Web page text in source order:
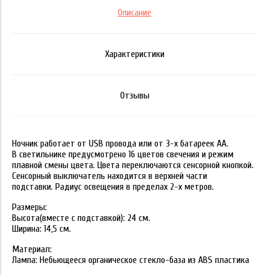
Описание
Характеристики
Отзывы
Ночник работает от USB провода или от 3-х батареек АА.
В светильнике предусмотрено 16 цветов свечения и режим
плавной смены цвета. Цвета переключаются сенсорной кнопкой.
Сенсорный выключатель находится в верхней части
подставки. Радиус освещения в пределах 2-х метров.
Размеры:
Высота(вместе с подставкой): 24 см.
Ширина: 14,5 см.
Материал:
Лампа: Небьющееся органическое стекло-база из ABS пластика